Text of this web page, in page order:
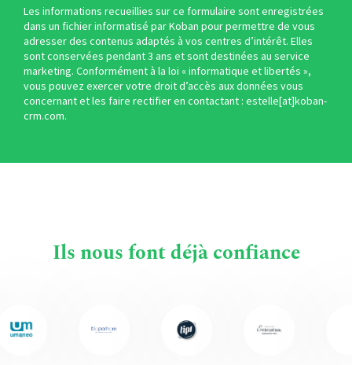
Les informations recueillies sur ce formulaire sont enregistrées
dans un fichier informatisé par Koban pour permettre de vous
adresser des contenus adaptés à vos centres d’intérêt. Elles
sont conservées pendant 3 ans et sont destinées au service
marketing. Conformément à la loi « informatique et libertés »,
vous pouvez exercer votre droit d’accès aux données vous
concernant et les faire rectifier en contactant : estelle[at]koban-
crm.com.
Ils nous font déjà confiance